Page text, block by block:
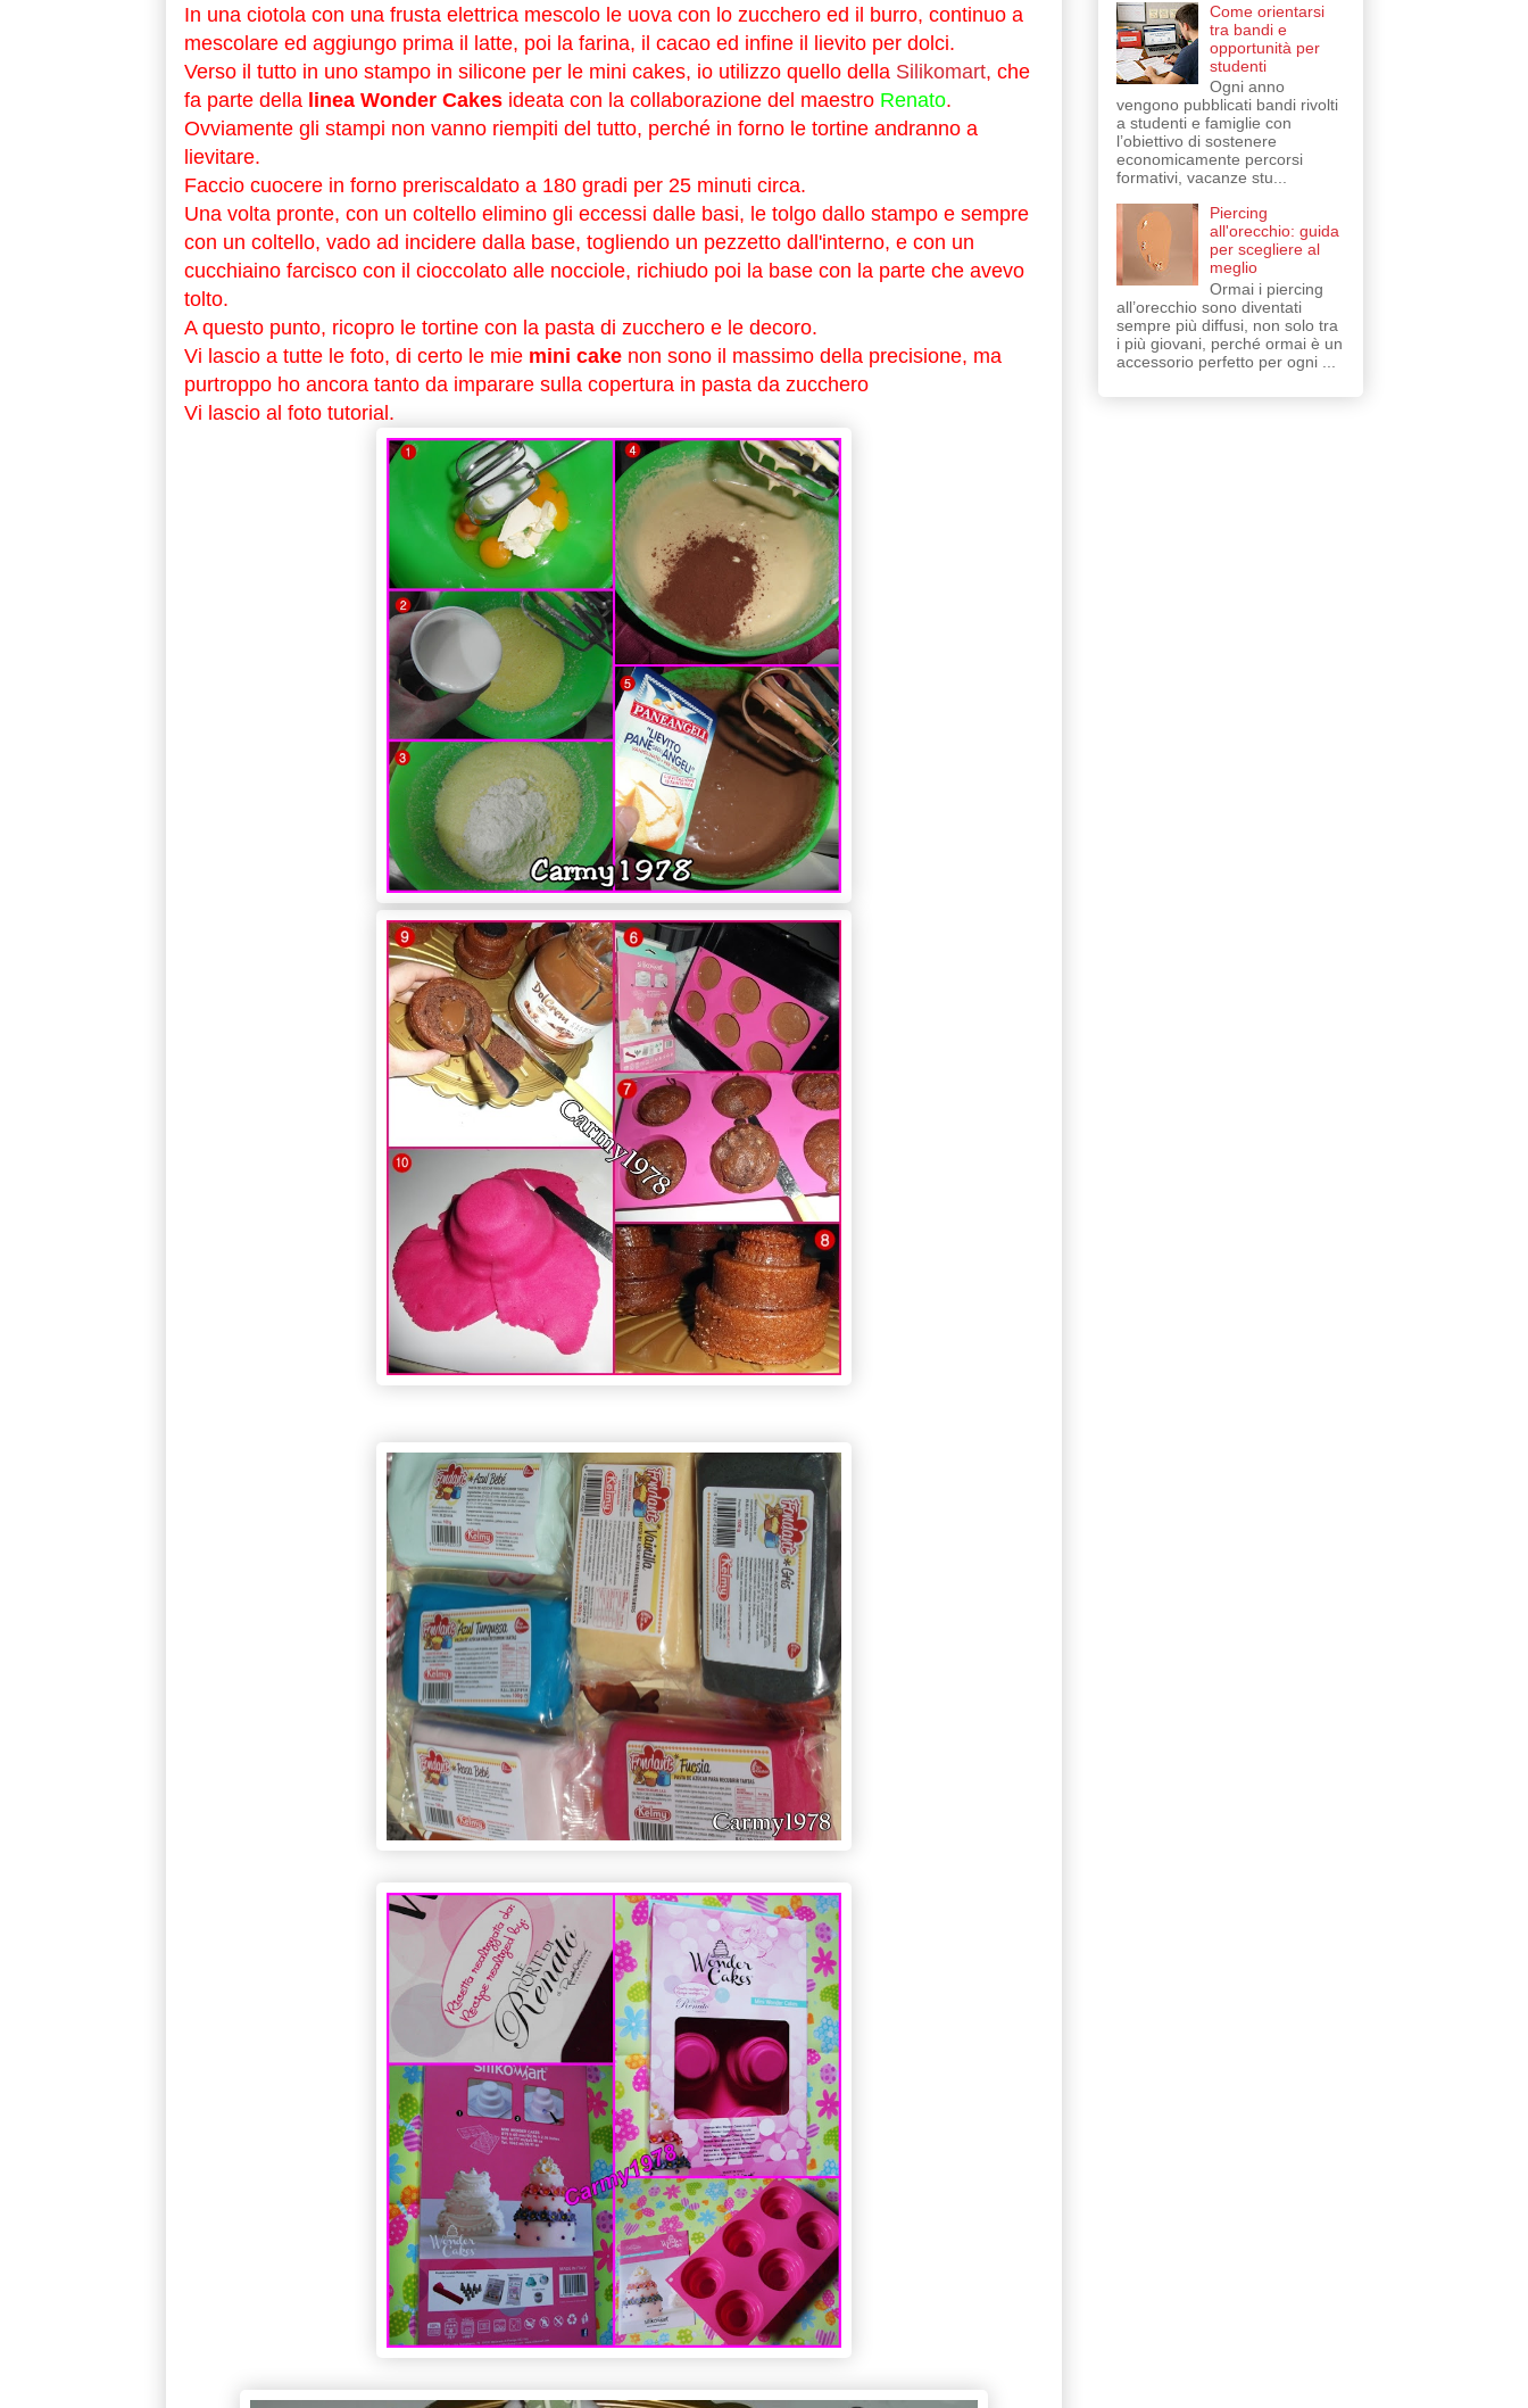
In una ciotola con una frusta elettrica mescolo le uova con lo zucchero ed il burro, continuo a
mescolare ed aggiungo prima il latte, poi la farina, il cacao ed infine il lievito per dolci.
Verso il tutto in uno stampo in silicone per le mini cakes, io utilizzo quello della Silikomart, che
fa parte della linea Wonder Cakesideata con la collaborazione del maestro Renato.
Ovviamente gli stampi non vanno riempiti del tutto, perché in forno le tortine andranno a
lievitare.
Faccio cuocere in forno preriscaldato a 180 gradi per 25 minuti circa.
Una volta pronte, con un coltello elimino gli eccessi dalle basi, le tolgo dallo stampo e sempre
con un coltello, vado ad incidere dalla base, togliendo un pezzetto dall'interno, e con un
cucchiaino farcisco con il cioccolato alle nocciole, richiudo poi la base con la parte che avevo
tolto.
A questo punto, ricopro le tortine con la pasta di zucchero e le decoro.
Vi lascio a tutte le foto, di certo le miemini cake non sono il massimo della precisione, ma
purtroppo ho ancora tanto da imparare sulla copertura in pasta da zucchero
Vi lascio al foto tutorial.
Come orientarsi
tra bandi e
opportunità per
studenti
Ogni anno
vengono pubblicati bandi rivolti
a studenti e famiglie con
l’obiettivo di sostenere
economicamente percorsi
formativi, vacanze stu...
Piercing
all'orecchio: guida
per scegliere al
meglio
Ormai i piercing
all’orecchio sono diventati
sempre più diffusi, non solo tra
i più giovani, perché ormai è un
accessorio perfetto per ogni ...